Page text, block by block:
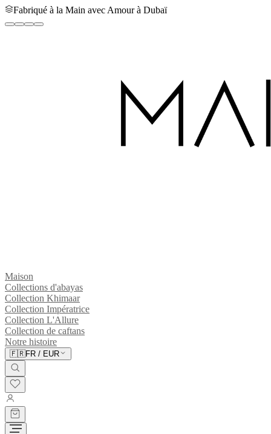
Fabriqué à la Main avec Amour à Dubaï
Maison
Collections d'abayas
Collection Khimaar
Collection Impératrice
Collection L'Allure
Collection de caftans
Notre histoire
🇫🇷FR / EUR